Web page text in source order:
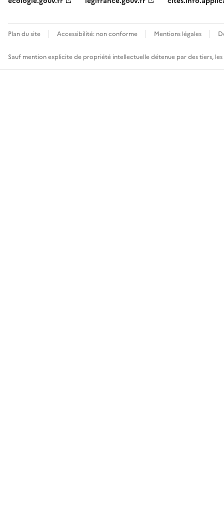
Plan du site Accessibilité: non conforme Mentions légales
Sauf mention explicite de propriété intellectuelle détenue par des tiers,